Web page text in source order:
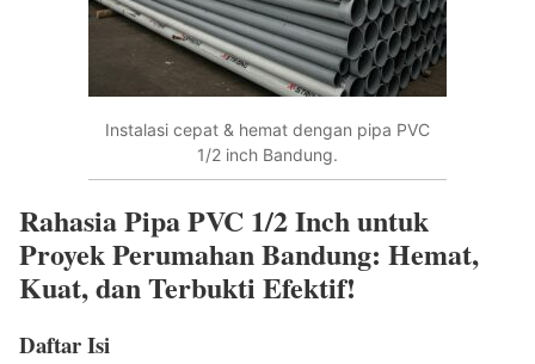
Instalasi cepat & hemat dengan pipa PVC
1/2 inch Bandung.
Rahasia Pipa PVC 1/2 Inch untuk
Proyek Perumahan Bandung: Hemat,
Kuat, dan Terbukti Efektif!
Daftar Isi